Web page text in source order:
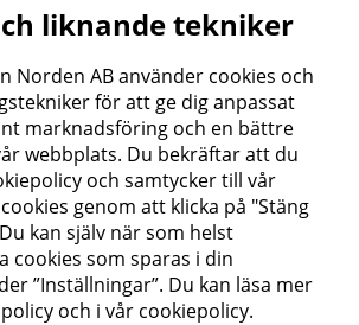
liknande tekniker
Norden AB använder cookies och
för att ge dig anpassat
marknadsföring och en bättre
webbplats. Du bekräftar att du
och samtycker till vår
genom att klicka på "Stäng
kan själv när som helst
cookies som sparas i din
”Inställningar”. Du kan läsa mer
och i vår cookiepolicy.